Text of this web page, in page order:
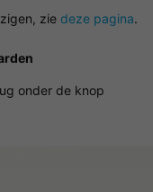
zie deze pagina.
onder de knop